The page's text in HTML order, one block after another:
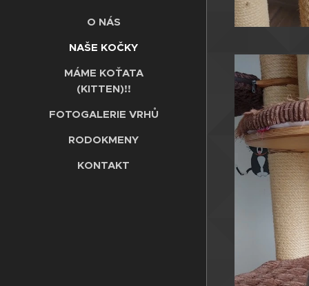
O NÁS
NAŠE KOČKY
MÁME KOŤATA
(KITTEN)!!
FOTOGALERIE VRHŮ
RODOKMENY
KONTAKT